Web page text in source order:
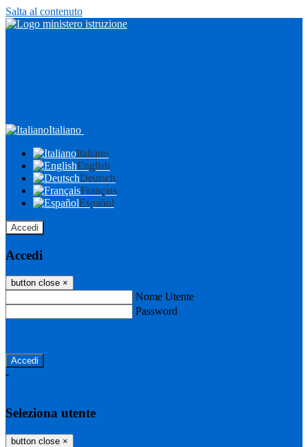
Salta al contenuto
Italiano
Italiano
English
Deutsch
Français
Español
Accedi
Accedi
button close ×
Nome Utente
Password
-
Seleziona utente
button close ×